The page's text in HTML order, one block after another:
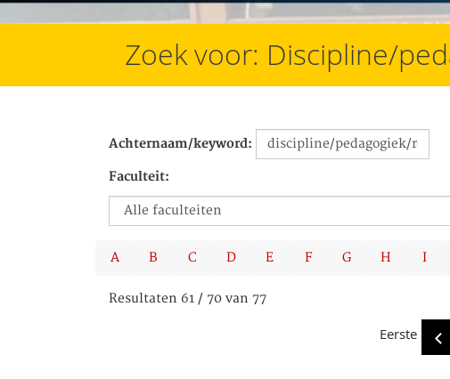
Zoek voor: Discipline/
Achternaam/keyword:
Faculteit:
A B C D E F G H I
Resultaten 61 / 70 van 77
Eerste